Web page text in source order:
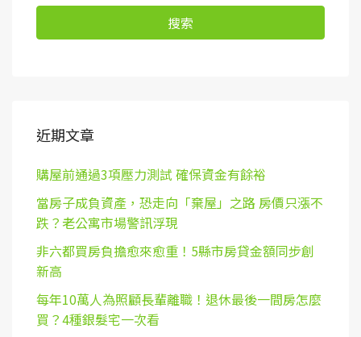
搜索
近期文章
購屋前通過3項壓力測試 確保資金有餘裕
當房子成負資產，恐走向「棄屋」之路 房價只漲不
跌？老公寓市場警訊浮現
非六都買房負擔愈來愈重！5縣市房貸金額同步創
新高
每年10萬人為照顧長輩離職！退休最後一間房怎麼
買？4種銀髮宅一次看